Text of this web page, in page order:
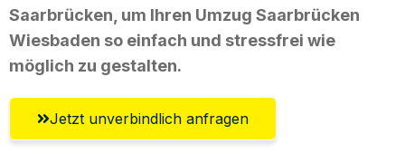
Saarbrücken, um Ihren Umzug Saarbrücken
Wiesbaden so einfach und stressfrei wie
möglich zu gestalten.
Jetzt unverbindlich anfragen